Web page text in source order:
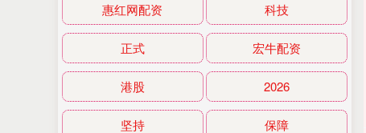
惠红网配资 科技
正式 宏牛配资
港股 2026
坚持 保障